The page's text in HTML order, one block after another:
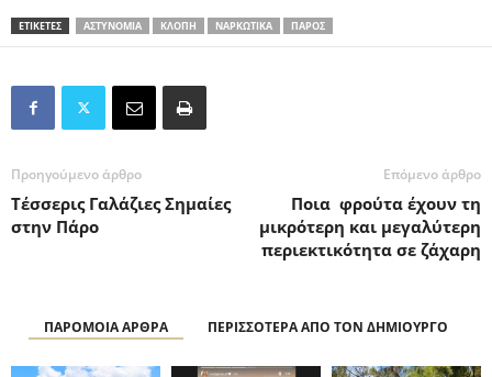
ΕΤΙΚΕΤΕΣ ΑΣΤΥΝΟΜΙΑ ΚΛΟΠΗ ΝΑΡΚΩΤΙΚΑ ΠΑΡΟΣ
Προηγούμενο άρθρο
Τέσσερις Γαλάζιες Σημαίες
στην Πάρο
Επόμενο άρθρο
Ποια φρούτα έχουν τη
μικρότερη και μεγαλύτερη
περιεκτικότητα σε ζάχαρη
ΠΑΡΟΜΟΙΑ ΑΡΘΡΑ ΠΕΡΙΣΣΟΤΕΡΑ ΑΠΟ ΤΟΝ ΔΗΜΙΟΥΡΓΟ